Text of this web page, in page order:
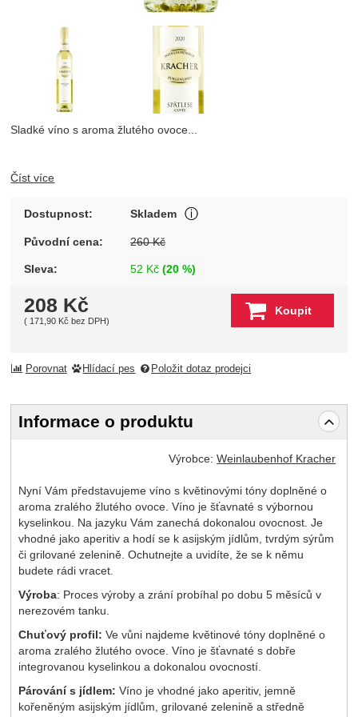
Fotografie
Sladké víno s aroma žlutého ovoce...
Číst více
Dostupnost: Skladem
Původní cena: 260Kč
Sleva: 52 Kč (20 %)
208 Kč
( 171,90 Kč bez DPH)
Koupit
Porovnat Hlídací pes Položit dotaz prodejci
Informace o produktu
Výrobce:Weinlaubenhof Kracher
Nyní Vám představujeme víno s květinovými tóny doplněné o
aroma zralého žlutého ovoce. Víno je šťavnaté s výbornou
kyselinkou. Na jazyku Vám zanechá dokonalou ovocnost. Je
vhodné jako aperitiv a hodí se k asijským jídlům, tvrdým sýrům
či grilované zelenině. Ochutnejte a uvidíte, že se k němu
budete rádi vracet.
Výroba: Proces výroby a zrání probíhal po dobu 5 měsíců v
nerezovém tanku.
Chuťový profil: Ve vůni najdeme květinové tóny doplněné o
aroma zralého žlutého ovoce. Víno je šťavnaté s dobře
integrovanou kyselinkou a dokonalou ovocností.
Párování s jídlem: Víno je vhodné jako aperitiv, jemně
kořeněným asijským jídlům, grilované zelenině a středně